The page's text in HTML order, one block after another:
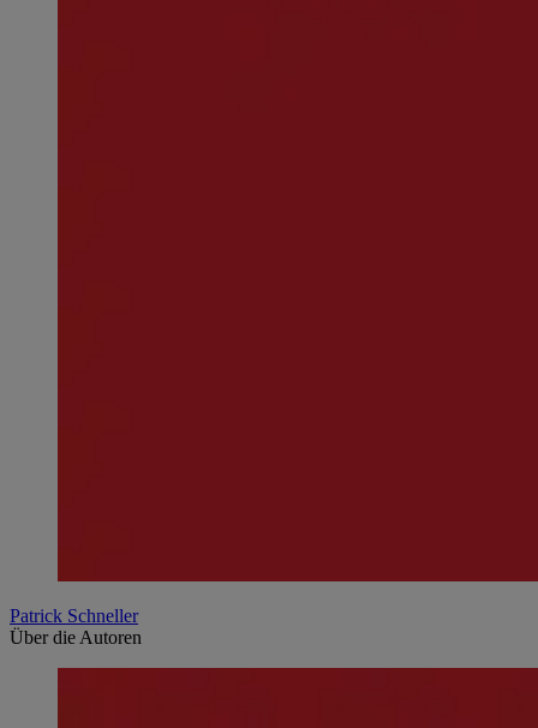
Patrick Schneller
Über die Autoren